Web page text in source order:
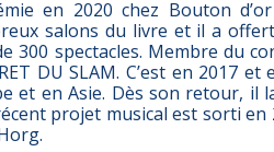
en 2020 chez Bouton
salons du livre et il a
300 spectacles. Membre du
DU SLAM. C’est en 2017
et en Asie. Dès son retour, il
projet musical est sorti en